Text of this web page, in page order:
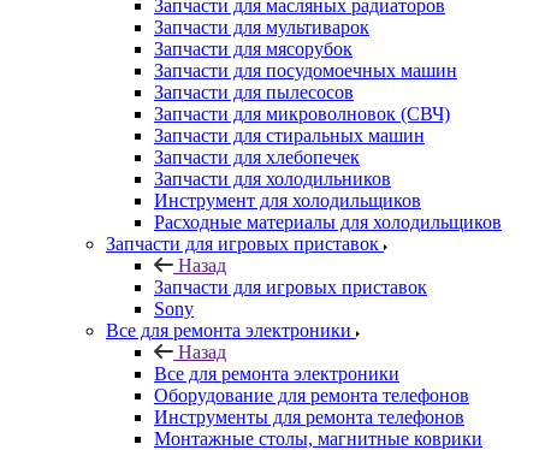
Запчасти для масляных радиаторов
Запчасти для мультиварок
Запчасти для мясорубок
Запчасти для посудомоечных машин
Запчасти для пылесосов
Запчасти для микроволновок (СВЧ)
Запчасти для стиральных машин
Запчасти для хлебопечек
Запчасти для холодильников
Инструмент для холодильщиков
Расходные материалы для холодильщиков
Запчасти для игровых приставок
Назад
Запчасти для игровых приставок
Sony
Все для ремонта электроники
Назад
Все для ремонта электроники
Оборудование для ремонта телефонов
Инструменты для ремонта телефонов
Монтажные столы, магнитные коврики